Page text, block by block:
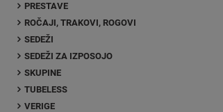
PRESTAVE
ROČAJI, TRAKOVI, ROGOVI
SEDEŽI
SEDEŽI ZA IZPOSOJO
SKUPINE
TUBELESS
VERIGE